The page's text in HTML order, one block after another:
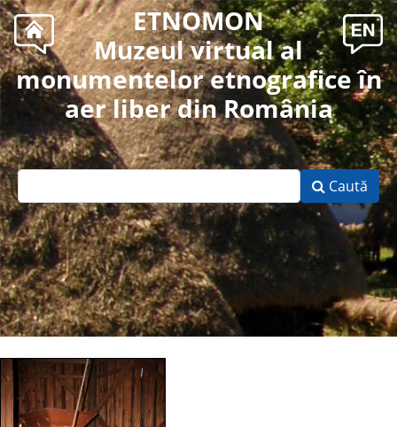
ETNOMON
Muzeul virtual al
monumentelor etnografice în
aer liber din România
Caută